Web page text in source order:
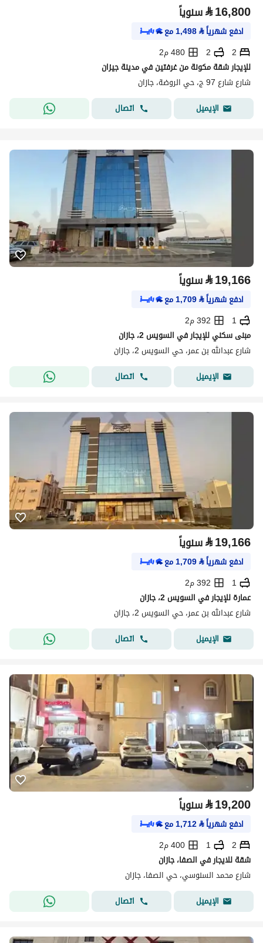
⃁16,800 سنوياً
ادفع شهرياً⃁
1,498مع
2
2
480 م2
للإيجار شقة مكونة من غرفتين في مدينة جيزان
شارع شارع 97 ج، حي الروضة، جازان
الإيميل
اتصال
⃁19,166 سنوياً
ادفع شهرياً⃁
1,709مع
1
392 م2
مبنى سكني للإيجار في السويس 2، جازان
شارع عبدالله بن عمر، حي السويس 2، جازان
الإيميل
اتصال
⃁19,166 سنوياً
ادفع شهرياً⃁
1,709مع
1
392 م2
عمارة للإيجار في السويس 2، جازان
شارع عبدالله بن عمر، حي السويس 2، جازان
الإيميل
اتصال
⃁19,200 سنوياً
ادفع شهرياً⃁
1,712مع
2
1
400 م2
شقة للايجار في الصفا، جازان
شارع محمد السنوسي، حي الصفا، جازان
الإيميل
اتصال